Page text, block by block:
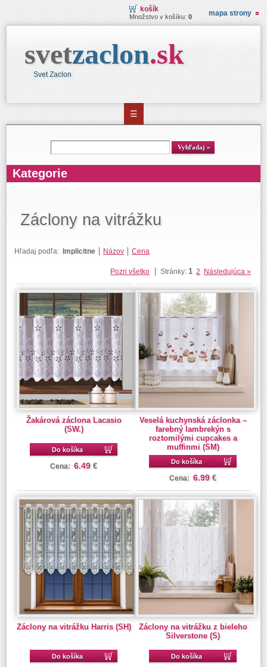
košík
Množstvo v košíku:0 mapa strony
svetzaclon.sk
Svet Zaclon
☰
Kategorie
Záclony na vitrážku
Hľadaj podľa: Implicitne Názov Cena
Pozri všetko Stránky: 1 2 Následujúca »
Žakárová záclona Lacasio
(SW.)
Do košíka
Cena: 6.49 €
Veselá kuchynská záclonka –
farebný lambrekýn s
roztomilými cupcakes a
muffinmi (SM)
Do košíka
Cena: 6.99 €
Záclony na vitrážku Harris (SH)
Do košíka
Záclony na vitrážku z bieleho
Silverstone (S)
Do košíka